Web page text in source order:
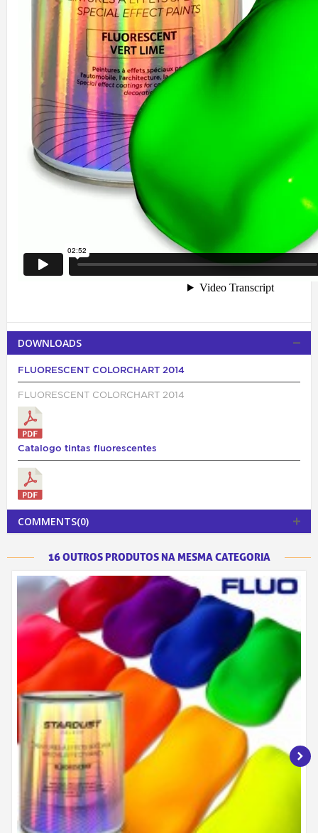
DOWNLOADS
FLUORESCENT COLORCHART 2014
FLUORESCENT COLORCHART 2014
Catalogo tintas fluorescentes
COMMENTS(0)
16 OUTROS PRODUTOS NA MESMA CATEGORIA